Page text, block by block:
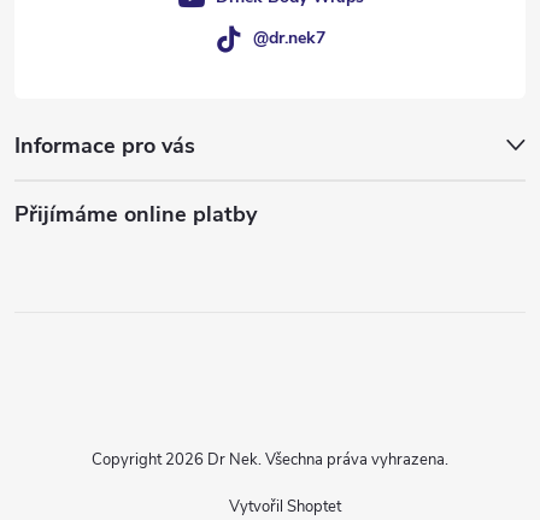
@dr.nek7
Informace pro vás
Přijímáme online platby
Vytvořil Shoptet
Copyright 2026 Dr Nek. Všechna práva vyhrazena.